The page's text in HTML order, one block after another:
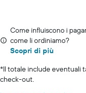
Come influiscono i
come li ordiniamo?
Scopri di più
*Il totale include eventuali
check-out.